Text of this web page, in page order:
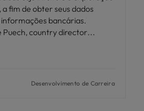
fim de obter seus dados
informações bancárias.
Puech, country director
Desenvolvimento de Carreira